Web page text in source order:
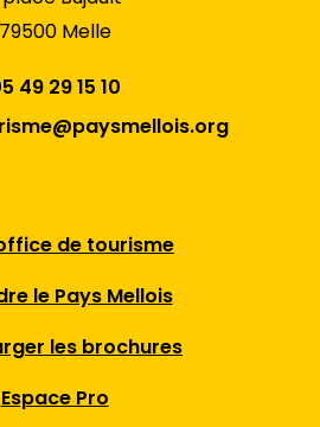
79500 Melle
49 29 15 10
de tourisme
le Pays Mellois
les brochures
Espace Pro